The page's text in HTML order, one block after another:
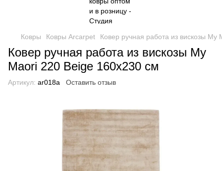
Ковры Ковры Arcarpet Ковер ручная работа из вискозы
Ковер ручная работа из вискозы My
Maori 220 Beige 160х230 см
Артикул: ar018a Оставить отзыв